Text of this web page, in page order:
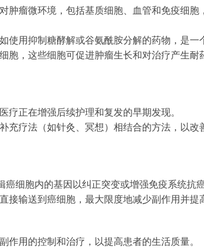
肿瘤微环境，包括基质细胞、血管和免疫细
使用抑制糖酵解或谷氨酰胺分解的药物，是一
胞，这些细胞可促进肿瘤生长和对治疗产生耐
疗正在增强后续护理和复发的早期发现。
充疗法（如针灸、冥想）相结合的方法，以改
癌细胞内的基因以纠正突变或增强免疫系统抗癌
接输送到癌细胞，最大限度地减少副作用并提
作用的控制和治疗，以提高患者的生活质量。